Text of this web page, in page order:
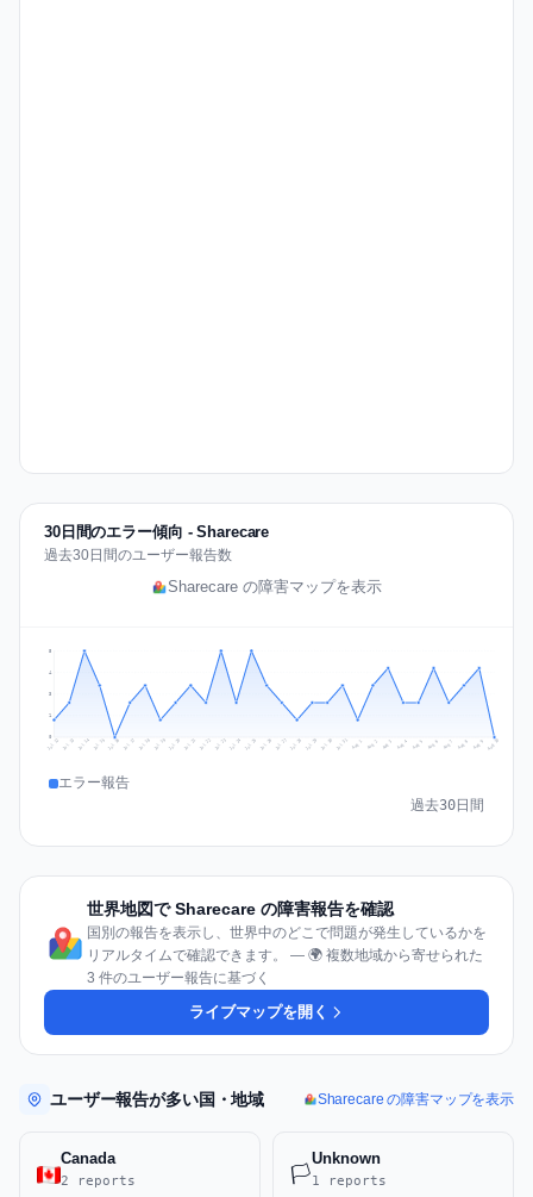
30日間のエラー傾向 - Sharecare
過去30日間のユーザー報告数
Sharecare の障害マップを表示
1
3
4
5
Jul 12 Jul 13 Jul 14 Jul 15 Jul 16 Jul 17 Jul 18 Jul 19 Jul 20 Jul 21 Jul 22 Jul 23 Jul 24 Jul 25 Jul 26 Jul 27 Jul 28 Jul 29 Jul 30 Jul 31 Aug 1 Aug 2 Aug 3 Aug 4 Aug 5 Aug 6 Aug 7 Aug 8 Aug 9 Aug 10
エラー報告
過去30日間
世界地図で Sharecare の障害報告を確認
国別の報告を表示し、世界中のどこで問題が発生しているかを
リアルタイムで確認できます。 — 🌍 複数地域から寄せられた
3 件のユーザー報告に基づく
ライブマップを開く
ユーザー報告が多い国・地域 Sharecare の障害マップを表示
Canada
2 reports 🏳️
Unknown
1 reports